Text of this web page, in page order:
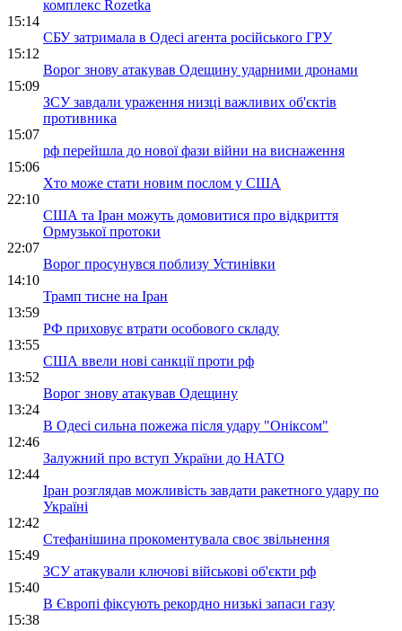
комплекс Rozetka
15:14
СБУ затримала в Одесі агента російського ГРУ
15:12
Ворог знову атакував Одещину ударними дронами
15:09
ЗСУ завдали ураження низці важливих об'єктів
противника
15:07
рф перейшла до нової фази війни на виснаження
15:06
Хто може стати новим послом у США
22:10
США та Іран можуть домовитися про відкриття
Ормузької протоки
22:07
Ворог просунувся поблизу Устинівки
14:10
Трамп тисне на Іран
13:59
РФ приховує втрати особового складу
13:55
США ввели нові санкції проти рф
13:52
Ворог знову атакував Одещину
13:24
В Одесі сильна пожежа після удару "Оніксом"
12:46
Залужний про вступ України до НАТО
12:44
Іран розглядав можливість завдати ракетного удару по
Україні
12:42
Стефанішина прокоментувала своє звільнення
15:49
ЗСУ атакували ключові військові об'єкти рф
15:40
В Європі фіксують рекордно низькі запаси газу
15:38